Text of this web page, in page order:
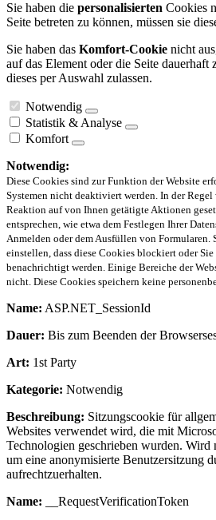
Sie haben die personalisierten Cookies
Seite betreten zu können, müssen sie
Sie haben das Komfort-Cookie nicht
auf das Element oder die Seite dauerhaft
dieses per Auswahl zulassen.
Notwendig
Statistik & Analyse
Komfort
Notwendig:
Diese Cookies sind zur Funktion der Website
Systemen nicht deaktiviert werden. In der Regel
Reaktion auf von Ihnen getätigte Aktionen
entsprechen, wie etwa dem Festlegen Ihrer
Anmelden oder dem Ausfüllen von Formularen.
einstellen, dass diese Cookies blockiert oder
benachrichtigt werden. Einige Bereiche der
nicht. Diese Cookies speichern keine
Name: ASP.NET_SessionId
Dauer: Bis zum Beenden der
Art: 1st Party
Kategorie: Notwendig
Beschreibung: Sitzungscookie für
Websites verwendet wird, die mit
Technologien geschrieben wurden. Wird
um eine anonymisierte Benutzersitzung
aufrechtzuerhalten.
Name: __RequestVerificationToken